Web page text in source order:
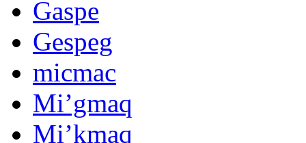
Gaspe
Gespeg
micmac
Mi’gmaq
Mi’kmaq